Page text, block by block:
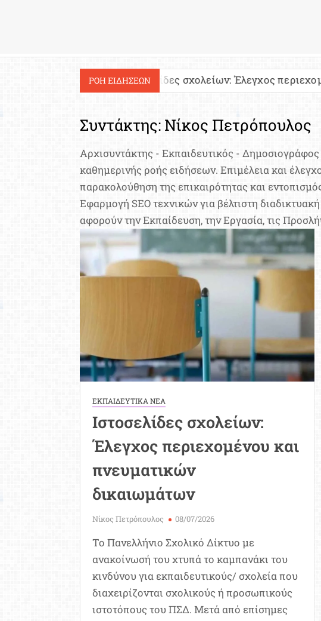
ΡΟΗ ΕΙΔΗΣΕΩΝ
Ιστοσελίδες σχολείων: Έλεγχος περιεχομένου και
Συντάκτης: Νίκος Πετρόπουλος
Αρχισυντάκτης - Εκπαιδευτικός -
καθημερινής ροής ειδήσεων. Επιμέλεια και
παρακολούθηση της επικαιρότητας και
Εφαρμογή SEO τεχνικών για βέλτιστη
αφορούν την Εκπαίδευση, την Εργασία, τις
ΕΚΠΑΙΔΕΥΤΙΚΑ ΝΕΑ
Ιστοσελίδες σχολείων:
Έλεγχος περιεχομένου και
πνευματικών
δικαιωμάτων
Νίκος Πετρόπουλος 08/07/2026
Το Πανελλήνιο Σχολικό Δίκτυο με
ανακοίνωσή του χτυπά το καμπανάκι του
κινδύνου για εκπαιδευτικούς/ σχολεία που
διαχειρίζονται σχολικούς ή προσωπικούς
ιστοτόπους του ΠΣΔ. Μετά από επίσημες